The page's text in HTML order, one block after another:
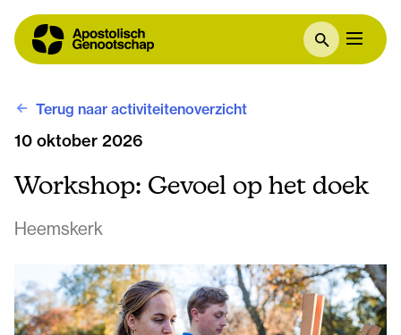
Terug naar activiteitenoverzicht
10 oktober 2026
Workshop: Gevoel op het doek
Heemskerk